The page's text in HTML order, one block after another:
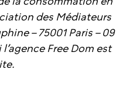
des Médiateurs
– 75001 Paris – 09
Free Dom est